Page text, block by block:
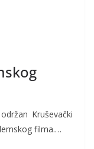
Kruševački
filma.…